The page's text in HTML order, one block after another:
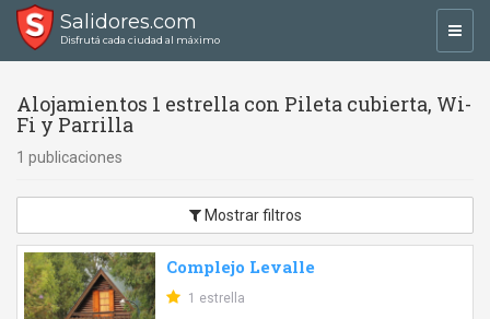
Salidores.com
Disfrutá cada ciudad al máximo
Alojamientos 1 estrella con Pileta cubierta, Wi-
Fi y Parrilla
1 publicaciones
Mostrar filtros
Complejo Levalle
1 estrella